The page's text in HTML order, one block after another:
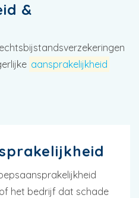
&
aansprakelijkheid
het bedrijf dat schade